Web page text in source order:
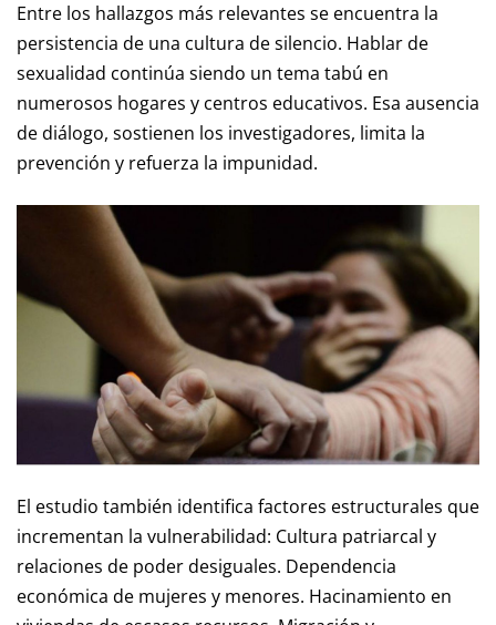
Entre los hallazgos más relevantes se encuentra la
persistencia de una cultura de silencio. Hablar de
sexualidad continúa siendo un tema tabú en
numerosos hogares y centros educativos. Esa ausencia
de diálogo, sostienen los investigadores, limita la
prevención y refuerza la impunidad.
El estudio también identifica factores estructurales que
incrementan la vulnerabilidad: Cultura patriarcal y
relaciones de poder desiguales. Dependencia
económica de mujeres y menores. Hacinamiento en